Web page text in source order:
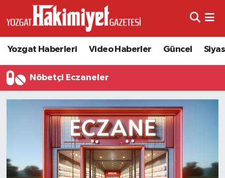
Yozgat Haberleri Video Haberler Güncel
Nöbetçi Eczaneler